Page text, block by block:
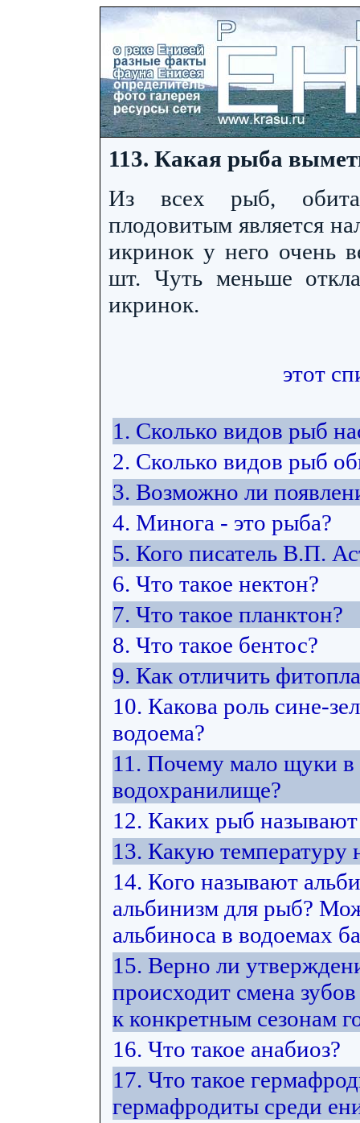
113. Какая рыба
Из всех рыб,
плодовитым является
икринок у него очень
шт. Чуть меньше
икринок.
этот
1. Сколько видов рыб
2. Сколько видов рыб
3. Возможно ли
4. Минога - это рыба?
5. Кого писатель В.П.
6. Что такое нектон?
7. Что такое планктон?
8. Что такое бентос?
9. Как отличить
10. Какова роль сине-
водоема?
11. Почему мало щуки в
водохранилище?
12. Каких рыб
13. Какую температуру
14. Кого называют
альбинизм для рыб?
альбиноса в водоемах
15. Верно ли
происходит смена
к конкретным сезонам
16. Что такое анабиоз?
17. Что такое
гермафродиты среди